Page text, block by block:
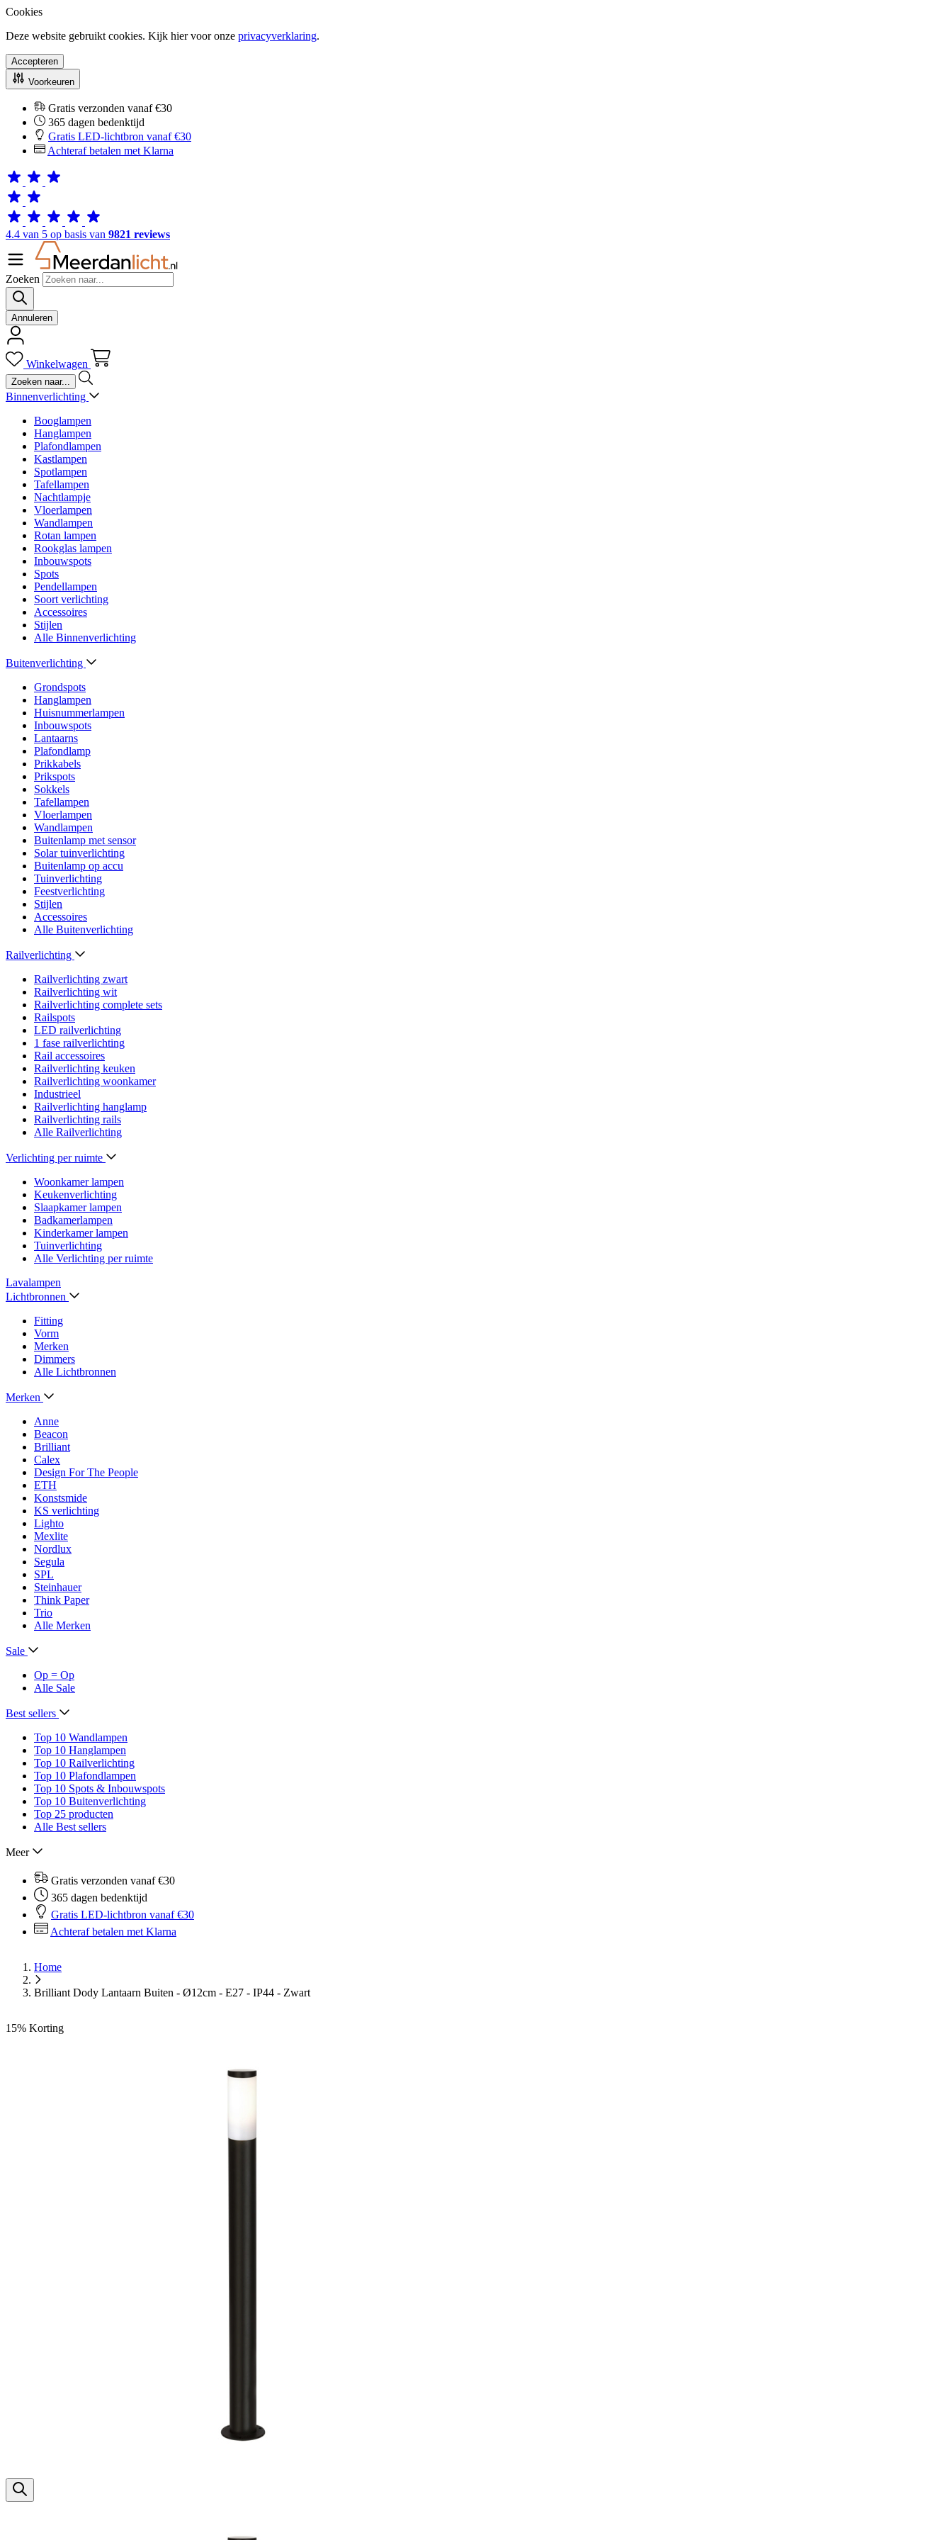
Cookies
Deze website gebruikt cookies. Kijk hier voor onze privacyverklaring.
Accepteren
Voorkeuren
Gratis verzonden vanaf €30
365 dagen bedenktijd
Gratis LED-lichtbron vanaf €30
Achteraf betalen met Klarna
4.4 van 5 op basis van 9821 reviews
Zoeken
Annuleren
Winkelwagen
Binnenverlichting
Booglampen
Hanglampen
Plafondlampen
Kastlampen
Spotlampen
Tafellampen
Nachtlampje
Vloerlampen
Wandlampen
Rotan lampen
Rookglas lampen
Inbouwspots
Spots
Pendellampen
Soort verlichting
Accessoires
Stijlen
Alle Binnenverlichting
Buitenverlichting
Grondspots
Hanglampen
Huisnummerlampen
Inbouwspots
Lantaarns
Plafondlamp
Prikkabels
Prikspots
Sokkels
Tafellampen
Vloerlampen
Wandlampen
Buitenlamp met sensor
Solar tuinverlichting
Buitenlamp op accu
Tuinverlichting
Feestverlichting
Stijlen
Accessoires
Alle Buitenverlichting
Railverlichting
Railverlichting zwart
Railverlichting wit
Railverlichting complete sets
Railspots
LED railverlichting
1 fase railverlichting
Rail accessoires
Railverlichting keuken
Railverlichting woonkamer
Industrieel
Railverlichting hanglamp
Railverlichting rails
Alle Railverlichting
Verlichting per ruimte
Woonkamer lampen
Keukenverlichting
Slaapkamer lampen
Badkamerlampen
Kinderkamer lampen
Tuinverlichting
Alle Verlichting per ruimte
Lavalampen
Lichtbronnen
Fitting
Vorm
Merken
Dimmers
Alle Lichtbronnen
Merken
Anne
Beacon
Brilliant
Calex
Design For The People
ETH
Konstsmide
KS verlichting
Lighto
Mexlite
Nordlux
Segula
SPL
Steinhauer
Think Paper
Trio
Alle Merken
Sale
Op = Op
Alle Sale
Best sellers
Top 10 Wandlampen
Top 10 Hanglampen
Top 10 Railverlichting
Top 10 Plafondlampen
Top 10 Spots & Inbouwspots
Top 10 Buitenverlichting
Top 25 producten
Alle Best sellers
Meer
Gratis verzonden vanaf €30
365 dagen bedenktijd
Gratis LED-lichtbron vanaf €30
Achteraf betalen met Klarna
Home
Brilliant Dody Lantaarn Buiten - Ø12cm - E27 - IP44 - Zwart
15% Korting